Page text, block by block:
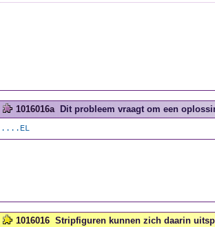
1016016a Dit probleem vraagt om een
....EL
1016016 Stripfiguren kunnen zich daarin